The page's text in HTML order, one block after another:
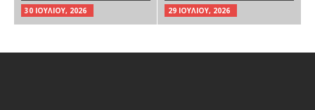
30 ΙΟΥΛΊΟΥ, 2026 29 ΙΟΥΛΊΟΥ, 2026